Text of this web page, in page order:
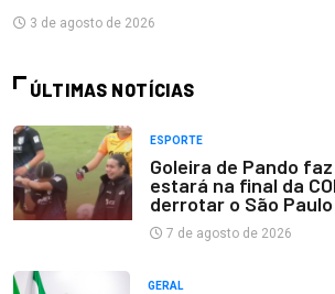
3 de agosto de 2026
ÚLTIMAS NOTÍCIAS
ESPORTE
Goleira de Pando
estará na final da
derrotar o São Paulo
7 de agosto de 2026
GERAL